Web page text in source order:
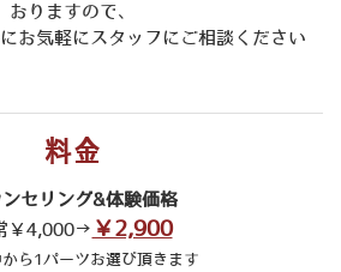
おりますので、
お気軽にスタッフにご相談ください
料金
セリング&体験価格
￥4,000→ ￥2,900
ら1パーツお選び頂きます